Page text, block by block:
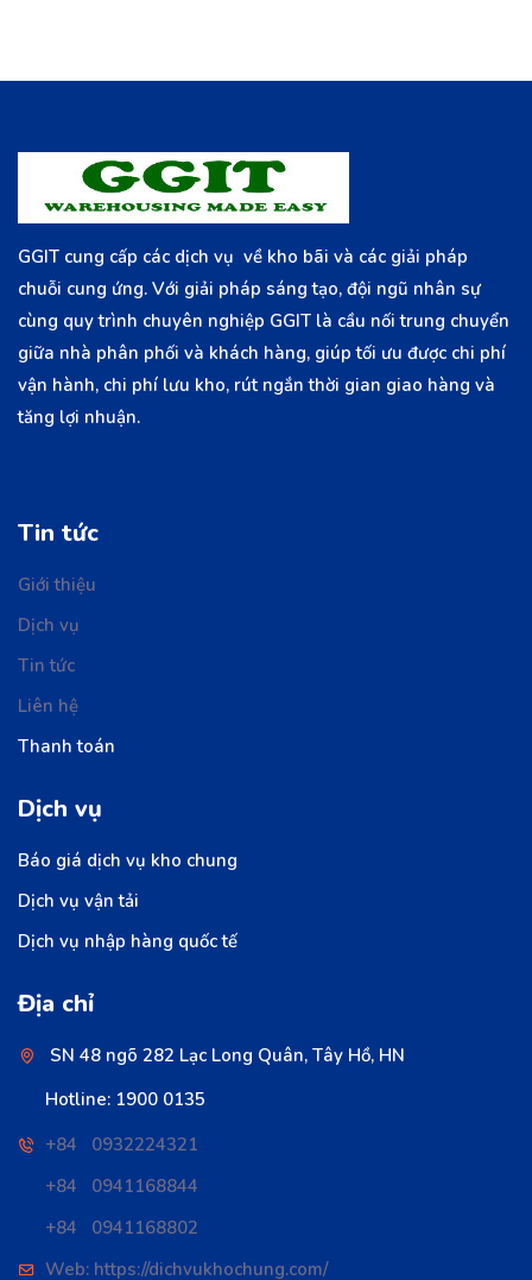
GGIT cung cấp các dịch vụ về kho bãi và các giải pháp
chuỗi cung ứng. Với giải pháp sáng tạo, đội ngũ nhân sự
cùng quy trình chuyên nghiệp GGIT là cầu nối trung chuyển
giữa nhà phân phối và khách hàng, giúp tối ưu được chi phí
vận hành, chi phí lưu kho, rút ngắn thời gian giao hàng và
tăng lợi nhuận.
Tin tức
Giới thiệu
Dịch vụ
Tin tức
Liên hệ
Thanh toán
Dịch vụ
Báo giá dịch vụ kho chung
Dịch vụ vận tải
Dịch vụ nhập hàng quốc tế
Địa chỉ
SN 48 ngõ 282 Lạc Long Quân, Tây Hồ, HN
Hotline: 1900 0135
+84 0932224321
+84 0941168844
+84 0941168802
Web: https://dichvukhochung.com/